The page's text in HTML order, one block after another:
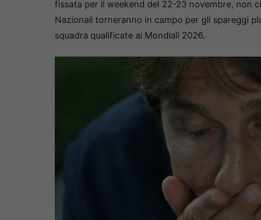
fissata per il weekend del 22-23 novembre, non
Nazionali torneranno in campo per gli spareggi
squadra qualificate ai Mondiali 2026.